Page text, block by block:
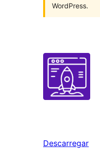
WordPress.
Descarregar